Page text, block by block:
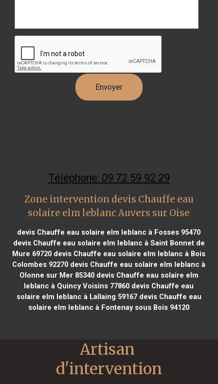
Téléphone: 09 72 59 92 29
Zone intervention devis Chauffe eau
solaire elm leblanc Auvers sur Oise
devis Chauffe eau solaire elm leblanc à Fosses 95470
devis Chauffe eau solaire elm leblanc à Saint Bonnet de
Mure 69720 devis Chauffe eau solaire elm leblanc à Bois
Colombes 92270 devis Chauffe eau solaire elm leblanc à
Olonne sur Mer 85340devis Chauffe eau solaire elm
leblanc à Quincy Voisins 77860 devis Chauffe eau
solaire elm leblanc à Lallaing 59167devis Chauffe eau
solaire elm leblanc à Fontenay sous Bois 94120
Artisan
d'intervention